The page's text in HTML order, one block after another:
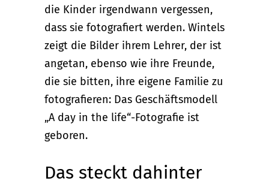
die Kinder irgendwann vergessen,
dass sie fotografiert werden. Wintels
zeigt die Bilder ihrem Lehrer, der ist
angetan, ebenso wie ihre Freunde,
die sie bitten, ihre eigene Familie zu
fotografieren: Das Geschäftsmodell
„A day in the life“-Fotografie ist
geboren.
Das steckt dahinter